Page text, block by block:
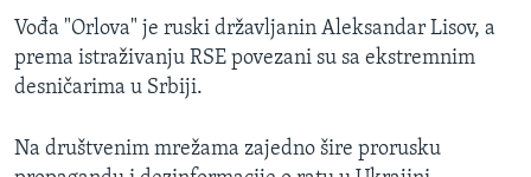
Vođa "Orlova" je ruski državljanin Aleksandar Lisov, a
prema istraživanju RSE povezani su sa ekstremnim
desničarima u Srbiji.
Na društvenim mrežama zajedno šire prorusku